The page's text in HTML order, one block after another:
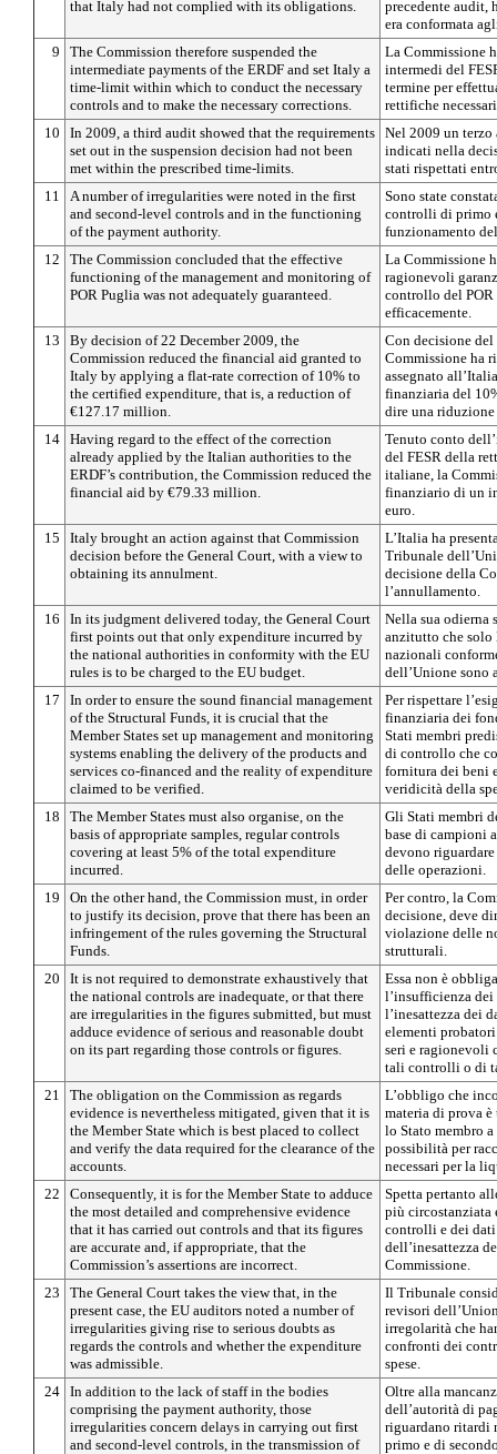
that Italy had not complied with its obligations.
precedente audit,
era conformata
9
The Commission therefore suspended the
intermediate payments of the ERDF and set Italy a
time-limit within which to conduct the necessary
controls and to make the necessary corrections.
La Commissione
intermedi del
termine per
rettifiche
10
In 2009, a third audit showed that the requirements
set out in the suspension decision had not been
met within the prescribed time-limits.
Nel 2009 un
indicati nella
stati rispettati
11
A number of irregularities were noted in the first
and second-level controls and in the functioning
of the payment authority.
Sono state
controlli di primo
funzionamento
12
The Commission concluded that the effective
functioning of the management and monitoring of
POR Puglia was not adequately guaranteed.
La Commissione
ragionevoli
controllo del POR
efficacemente.
13
By decision of 22 December 2009, the
Commission reduced the financial aid granted to
Italy by applying a flat-rate correction of 10% to
the certified expenditure, that is, a reduction of
€127.17 million.
Con decisione
Commissione ha
assegnato
finanziaria del
dire una
14 Having regard to the effect of the correction
already applied by the Italian authorities to the
ERDF’s contribution, the Commission reduced the
financial aid by €79.33 million.
Tenuto conto
del FESR della
italiane, la
finanziario di un
euro.
15
Italy brought an action against that Commission
decision before the General Court, with a view to
obtaining its annulment.
L’Italia ha
Tribunale
decisione della
l’annullamento.
16
In its judgment delivered today, the General Court
first points out that only expenditure incurred by
the national authorities in conformity with the EU
rules is to be charged to the EU budget.
Nella sua odierna
anzitutto che solo
nazionali
dell’Unione sono
17
In order to ensure the sound financial management
of the Structural Funds, it is crucial that the
Member States set up management and monitoring
systems enabling the delivery of the products and
services co-financed and the reality of expenditure
claimed to be verified.
Per rispettare
finanziaria dei
Stati membri
di controllo che
fornitura dei beni
veridicità della
18
The Member States must also organise, on the
basis of appropriate samples, regular controls
covering at least 5% of the total expenditure
incurred.
Gli Stati membri
base di campioni
devono
delle operazioni.
19
On the other hand, the Commission must, in order
to justify its decision, prove that there has been an
infringement of the rules governing the Structural
Funds.
Per contro, la
decisione, deve
violazione delle
strutturali.
20
It is not required to demonstrate exhaustively that
the national controls are inadequate, or that there
are irregularities in the figures submitted, but must
adduce evidence of serious and reasonable doubt
on its part regarding those controls or figures.
Essa non è
l’insufficienza
l’inesattezza dei
elementi
seri e ragionevoli
tali controlli o di
21
The obligation on the Commission as regards
evidence is nevertheless mitigated, given that it is
the Member State which is best placed to collect
and verify the data required for the clearance of the
accounts.
L’obbligo che
materia di prova
lo Stato membro
possibilità per
necessari per la
22
Consequently, it is for the Member State to adduce
the most detailed and comprehensive evidence
that it has carried out controls and that its figures
are accurate and, if appropriate, that the
Commission’s assertions are incorrect.
Spetta pertanto
più circostanziata
controlli e dei dati
dell’inesattezza
Commissione.
23
The General Court takes the view that, in the
present case, the EU auditors noted a number of
irregularities giving rise to serious doubts as
regards the controls and whether the expenditure
was admissible.
Il Tribunale
revisori
irregolarità che
confronti dei
spese.
24 In addition to the lack of staff in the bodies
comprising the payment authority, those
irregularities concern delays in carrying out first
and second-level controls, in the transmission of
Oltre alla
dell’autorità di
riguardano ritardi
primo e di